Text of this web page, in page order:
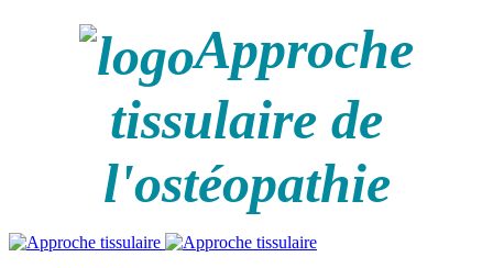
Approche
tissulaire de
l'ostéopathie